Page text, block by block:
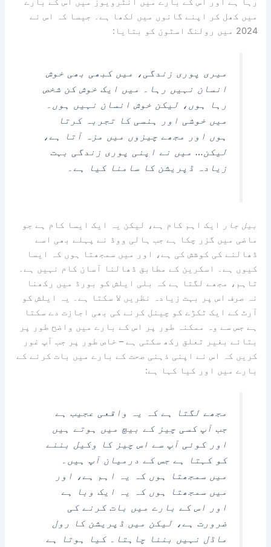
میں کھل کر اپنے گانوں میں لکھا ہے۔ جیسا کہ اس نے
2024 میں رولنگ اسٹون کو بتایا:
میری پوری زندگی، میں کبھی بھی خوش
انسان نہیں رہا۔ میں ایک خوش کن شخص
رہا ہوں، لیکن خوش انسان نہیں ہوں۔
میں خوشی اور ہنسی کا تجربہ کرتا
ہوں اور مجھے چیزوں میں مزہ آتا ہے،
لیکن… میں نے اپنی پوری زندگی بہت
زیادہ ڈپریشن کا سامنا کیا ہے۔
بیل جار
ایک اہم کام ہے، لیکن یہ ایک ایسا کام ہے جو
ماضی میں گزر چکا ہے جب ہالی ووڈ نے پہلے بھی اسے
ڈھالنے کی کوشش کی ہے، اور میں سمجھتا ہوں کہ ایسا
کیوں ہے۔ اسکرین کے مطابق ڈھالنا آسان کام نہیں ہے۔
تاہم، مجھے لگتا ہے کہ بلی ایلش کو بورڈ میں رکھنا
نہ صرف اس پر بہت زیادہ نظریں لا سکتا ہے۔ یہ ایلش کو
آرٹ کے ایک ٹکڑے کو چینل کرنے کی بھی اجازت دے سکتا
ہے جس سے وہ ممکنہ طور پر اس کے بارے میں واضح طور پر
بتائے بغیر تعلق رکھ سکتی ہے – خاص طور پر جب آپ غور
کریں کہ اس نے اپنی ذہنی صحت کے بارے میں بات کرنے کے
بارے میں اور کیا کہا ہے:
مجھے لگتا ہے کہ یہ واقعی عجیب ہے
جب آپ کسی چیز کے بیچ میں ہوتے ہیں
اور کوئی آپ سے اس چیز کا وکیل بننے
کو کہتا ہے جس کے درمیان آپ ہیں۔
میں سمجھتا ہوں کہ یہ اہم ہے، اور
میں سمجھتا ہوں کہ یہ ایک وبا ہے
اور اس کے بارے میں بات کرنے کی
ضرورت ہے، لیکن میں ڈپریشن کا رول
ماڈل نہیں بننا چاہتا۔ کیا ہوتا ہے